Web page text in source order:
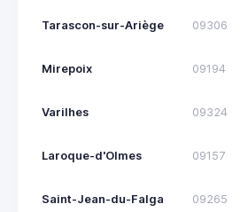
Tarascon-sur-Ariège 09306
Mirepoix 09194
Varilhes 09324
Laroque-d'Olmes 09157
Saint-Jean-du-Falga 09265